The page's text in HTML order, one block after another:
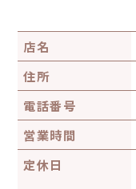
店名
住所
電話番号
営業時間
定休日